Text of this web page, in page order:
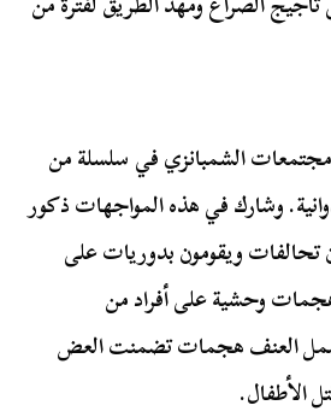
الشمبانزي في سلسلة من
وشارك في هذه المواجهات ذكور
تحالفات ويقومون بدوريات على
وحشية على أفراد من
العنف هجمات تضمنت العض
الأطفال.